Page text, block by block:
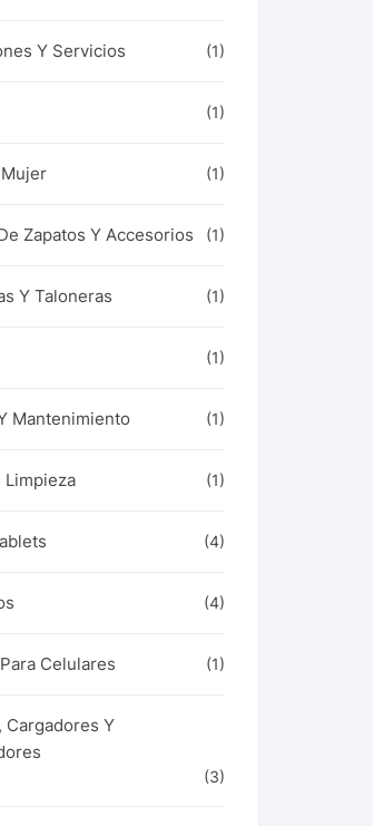
Y Servicios (1)
(1)
(1)
Zapatos Y Accesorios (1)
Y Taloneras (1)
(1)
Mantenimiento (1)
Limpieza (1)
(4)
(4)
Celulares (1)
Cargadores Y
(3)